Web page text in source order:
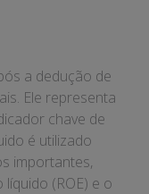
a dedução de
Ele representa
chave de
é utilizado
importantes,
(ROE) e o